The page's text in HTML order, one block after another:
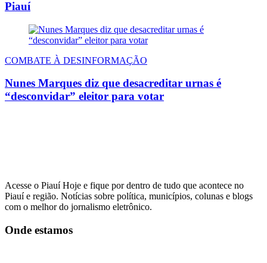
Piauí
COMBATE À DESINFORMAÇÃO
Nunes Marques diz que desacreditar urnas é
“desconvidar” eleitor para votar
Acesse o Piauí Hoje e fique por dentro de tudo que acontece no
Piauí e região. Notícias sobre política, municípios, colunas e blogs
com o melhor do jornalismo eletrônico.
Onde estamos